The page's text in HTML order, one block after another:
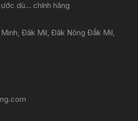
dù... chính hãng
Đăk Mil, Đăk Nông Đắk Mil,